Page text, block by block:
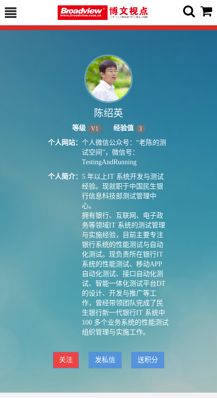
陈绍英
等级 V1 经验值 3
个人网站： 个人微信公众号：“老陈的测
试空间”，微信号：
TestingAndRunning
个人简介： 5 年以上IT 系统开发与测试
经验。现就职于中国民生银
行信息科技部测试管理中
心。
拥有银行、互联网、电子政
务等领域IT 系统的测试管理
与实施经验，目前主要专注
银行系统的性能测试与自动
化测试。现负责所在银行IT
系统的性能测试、移动APP
自动化测试、接口自动化测
试、智能一体化测试平台DT
的设计、开发与推广等工
作，曾经带领团队完成了民
生银行新一代银行IT 系统中
100 多个业务系统的性能测试
组织管理与实施工作。
关注 发私信 送积分